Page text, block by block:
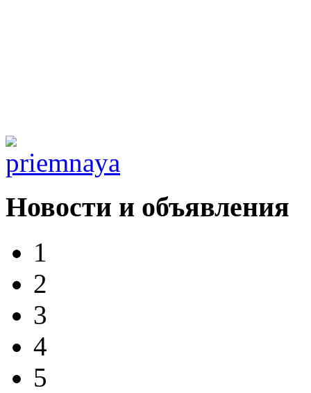
Новости и объявления
1
2
3
4
5